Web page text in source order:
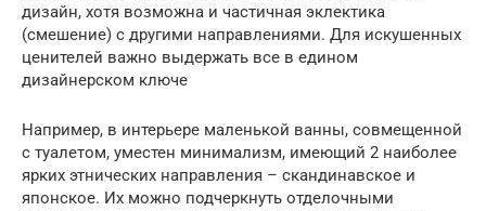
дизайн, хотя возможна и частичная эклектика
(смешение) с другими направлениями. Для искушенных
ценителей важно выдержать все в едином
дизайнерском ключе
Например, в интерьере маленькой ванны, совмещенной
с туалетом, уместен минимализм, имеющий 2 наиболее
ярких этнических направления – скандинавское и
японское. Их можно подчеркнуть отделочными